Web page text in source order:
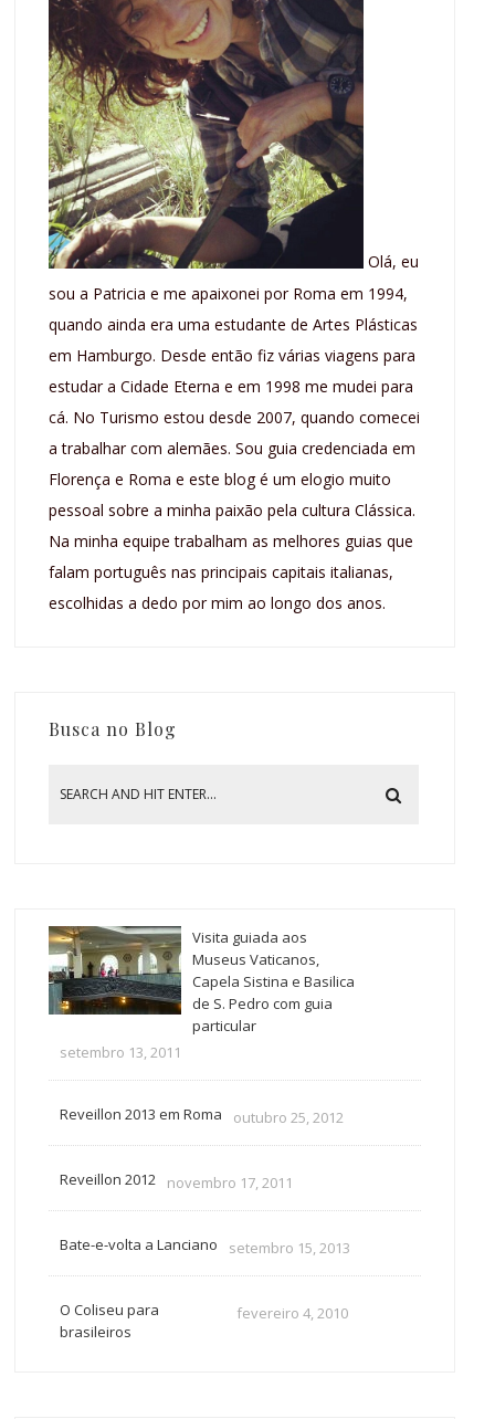
Olá, eu
sou a Patricia e me apaixonei por Roma em 1994,
quando ainda era uma estudante de Artes Plásticas
em Hamburgo. Desde então fiz várias viagens para
estudar a Cidade Eterna e em 1998 me mudei para
cá. No Turismo estou desde 2007, quando comecei
a trabalhar com alemães. Sou guia credenciada em
Florença e Roma e este blog é um elogio muito
pessoal sobre a minha paixão pela cultura Clássica.
Na minha equipe trabalham as melhores guias que
falam português nas principais capitais italianas,
escolhidas a dedo por mim ao longo dos anos.
Busca no Blog
Visita guiada aos
Museus Vaticanos,
Capela Sistina e Basilica
de S. Pedro com guia
particular
setembro 13, 2011
Reveillon 2013 em Roma outubro 25, 2012
Reveillon 2012 novembro 17, 2011
Bate-e-volta a Lanciano setembro 15, 2013
O Coliseu para
brasileiros
fevereiro 4, 2010